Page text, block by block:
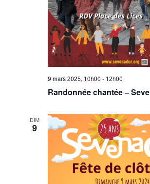
9 mars 2025, 10h00 - 12h00
Randonnée chantée –
DIM
9